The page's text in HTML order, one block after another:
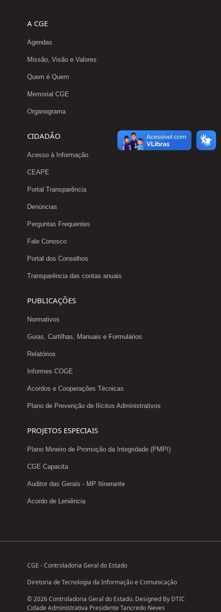
A CGE
Agendas
Missão, Visão e Valores
Quem é Quem
Memorial CGE
Organograma
CIDADÃO
Acesso à Informação
CEAPE
Portal Transparência
Denúncias
Perguntas Frequentes
Fale Conosco
Portal dos Conselhos
Transparência das contas anuais
PUBLICAÇÕES
Normativos
Guias, Cartilhas, Manuais e Formulários
Relatórios
Informes COGE
Acordos e Cooperações Técnicas
Plano de Prevenção de Ilícitos Administrativos
PROJETOS ESPECIAIS
Plano Mineiro de Promoção da Integridade (PMPI)
CGE Capacita
Auditor das Gerais - MP Itinerante
Acordo de Leniência
CGE - Controladoria Geral do Estado
Diretoria de Tecnologia da Informação e Comunicação
© 2026 Controladoria Geral do Estado. Designed By DTIC
Cidade Administrativa Presidente Tancredo Neves